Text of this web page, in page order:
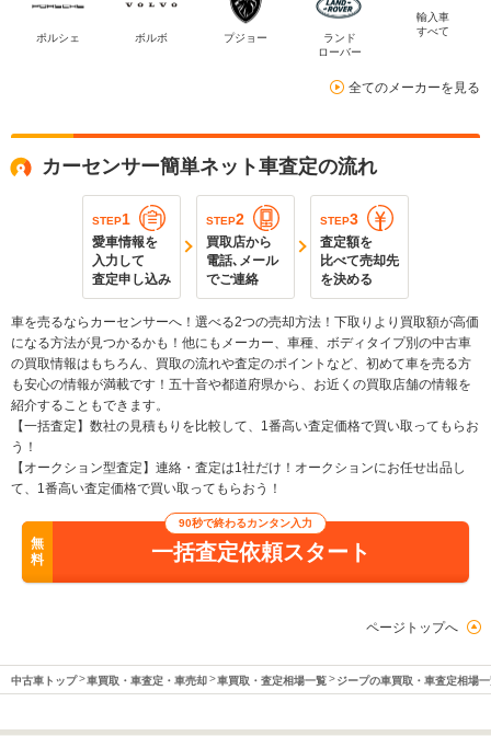
ポルシェ ボルボ プジョー
ランド
ローバー
輸入車
すべて
全てのメーカーを見る
カーセンサー簡単ネット車査定の流れ
STEP1
愛車情報を
入力して
査定申し込み
STEP2
買取店から
電話､メール
でご連絡
STEP3
査定額を
比べて売却先
を決める
車を売るならカーセンサーへ！選べる2つの売却方法！下取りより買取額が高価
になる方法が見つかるかも！他にもメーカー、車種、ボディタイプ別の中古車
の買取情報はもちろん、買取の流れや査定のポイントなど、初めて車を売る方
も安心の情報が満載です！五十音や都道府県から、お近くの買取店舗の情報を
紹介することもできます。
【一括査定】数社の見積もりを比較して、1番高い査定価格で買い取ってもらお
う！
【オークション型査定】連絡・査定は1社だけ！オークションにお任せ出品し
て、1番高い査定価格で買い取ってもらおう！
無
料
90秒で終わるカンタン入力
一括査定依頼スタート
ページトップへ
中古車トップ 車買取・車査定・車売却 車買取・査定相場一覧 ジープの車買取・車査定相場